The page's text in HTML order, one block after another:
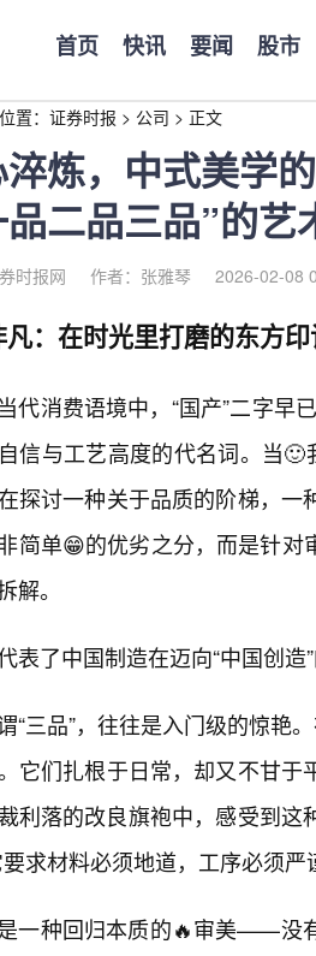
首页 快讯 要闻 股市
置： 证券时报 > 公司 > 正文
炼，中式美学
二品三品”的艺
时报网 作者：张雅琴 2026-02-08
：在时光里打磨的东方
代消费语境中，“国产”二字早
信与工艺高度的代名词。当
探讨一种关于品质的阶梯，
简单😁的优劣之分，而是针
解。
表了中国制造在迈向“中国创
“三品”，往往是入门级的惊艳
它们扎根于日常，却又不甘
利落的改良旗袍中，感受到这
要求材料必须地道，工序必须严
一种回归本质的🔥审美——没